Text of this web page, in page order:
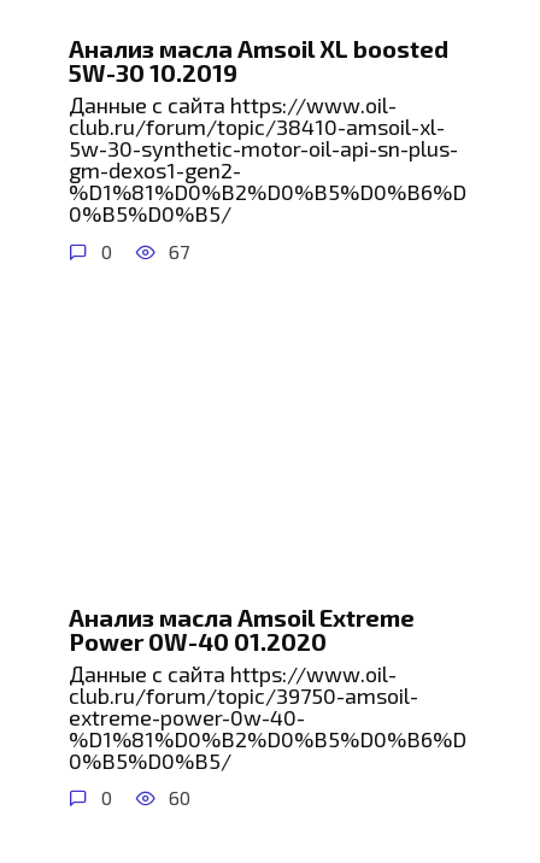
Анализ масла Amsoil XL boosted
5W-30 10.2019
Данные с сайта https://www.oil-
club.ru/forum/topic/38410-amsoil-xl-
5w-30-synthetic-motor-oil-api-sn-plus-
gm-dexos1-gen2-
%D1%81%D0%B2%D0%B5%D0%B6%D
0%B5%D0%B5/
0 67
Анализ масла Amsoil Extreme
Power 0W-40 01.2020
Данные с сайта https://www.oil-
club.ru/forum/topic/39750-amsoil-
extreme-power-0w-40-
%D1%81%D0%B2%D0%B5%D0%B6%D
0%B5%D0%B5/
0 60